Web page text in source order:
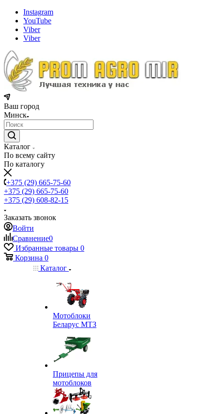
Instagram
YouTube
Viber
Viber
Ваш город
Минск
Каталог
По всему сайту
По каталогу
+375 (29) 665-75-60
+375 (29) 665-75-60
+375 (29) 608-82-15
Заказать звонок
Войти
Сравнение0
Избранные товары 0
Корзина 0
Каталог
Мотоблоки
Беларус МТЗ
Прицепы для
мотоблоков